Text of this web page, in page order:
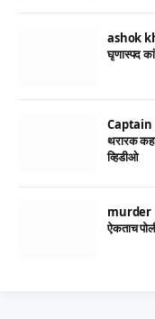
ashok
घृणास्पद
Captain
थरारक
व्हिडीओ
murder |
ऐकताच